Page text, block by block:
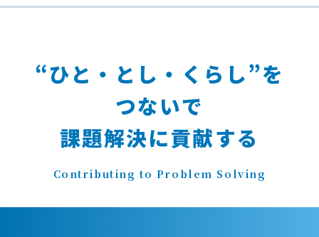
“ひと・とし・くらし”を
つないで
課題解決に貢献する
Contributing to Problem Solving